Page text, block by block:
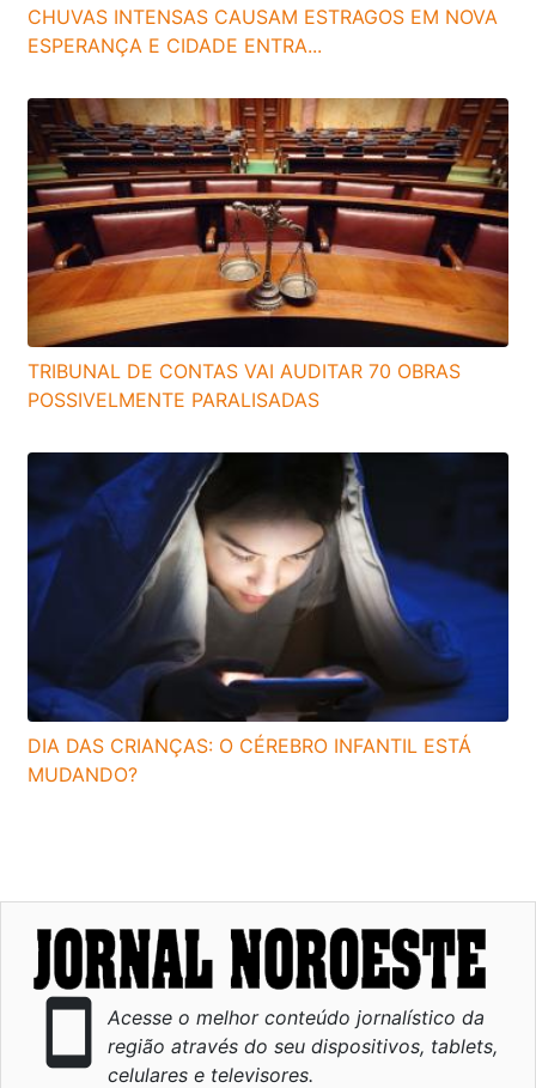
CHUVAS INTENSAS CAUSAM ESTRAGOS EM NOVA
ESPERANÇA E CIDADE ENTRA...
TRIBUNAL DE CONTAS VAI AUDITAR 70 OBRAS
POSSIVELMENTE PARALISADAS
DIA DAS CRIANÇAS: O CÉREBRO INFANTIL ESTÁ
MUDANDO?
smartphone
Acesse o melhor conteúdo jornalístico da
região através do seu dispositivos, tablets,
celulares e televisores.